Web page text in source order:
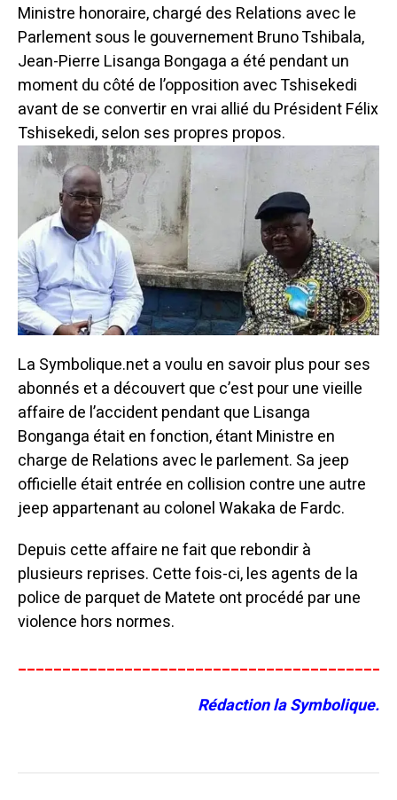
Ministre honoraire, chargé des Relations avec le
Parlement sous le gouvernement Bruno Tshibala,
Jean-Pierre Lisanga Bongaga a été pendant un
moment du côté de l’opposition avec Tshisekedi
avant de se convertir en vrai allié du Président Félix
Tshisekedi, selon ses propres propos.
La Symbolique.net a voulu en savoir plus pour ses
abonnés et a découvert que c’est pour une vieille
affaire de l’accident pendant que Lisanga
Bonganga était en fonction, étant Ministre en
charge de Relations avec le parlement. Sa jeep
officielle était entrée en collision contre une autre
jeep appartenant au colonel Wakaka de Fardc.
Depuis cette affaire ne fait que rebondir à
plusieurs reprises. Cette fois-ci, les agents de la
police de parquet de Matete ont procédé par une
violence hors normes.
Rédaction la Symbolique.